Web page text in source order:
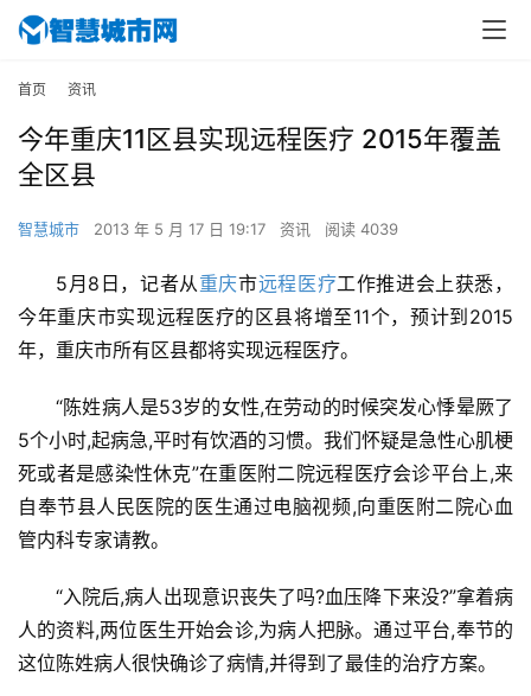
首页 资讯
今年重庆11区县实现远程医疗 2015年覆盖
全区县
智慧城市 2013 年 5 月 17 日 19:17 资讯 阅读 4039
5月8日，记者从重庆市远程医疗工作推进会上获悉，
今年重庆市实现远程医疗的区县将增至11个，预计到2015
年，重庆市所有区县都将实现远程医疗。
“陈姓病人是53岁的女性,在劳动的时候突发心悸晕厥了
5个小时,起病急,平时有饮酒的习惯。我们怀疑是急性心肌梗
死或者是感染性休克”在重医附二院远程医疗会诊平台上,来
自奉节县人民医院的医生通过电脑视频,向重医附二院心血
管内科专家请教。
“入院后,病人出现意识丧失了吗?血压降下来没?”拿着病
人的资料,两位医生开始会诊,为病人把脉。通过平台,奉节的
这位陈姓病人很快确诊了病情,并得到了最佳的治疗方案。